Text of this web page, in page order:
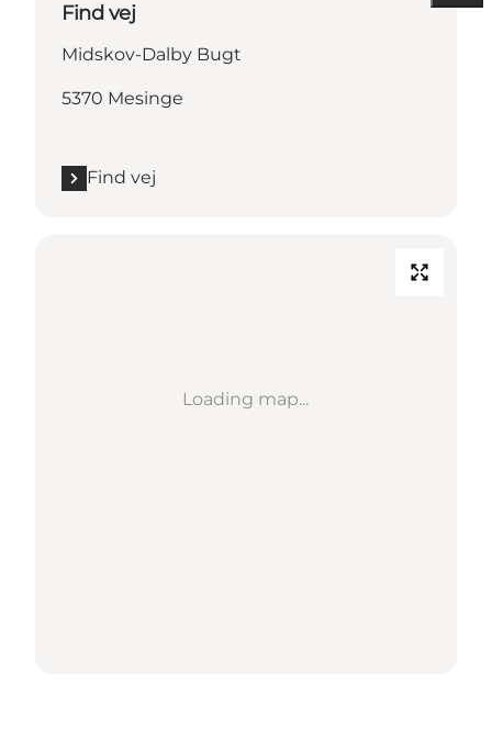
Find vej
Midskov-Dalby Bugt
5370 Mesinge
Find vej
Loading map...